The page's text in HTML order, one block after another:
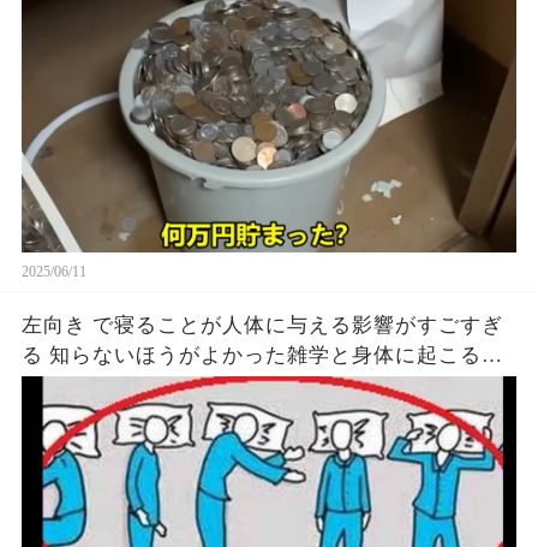
2025/06/11
左向き で寝ることが人体に与える影響がすごすぎ
る 知らないほうがよかった雑学と身体に起こる現
象がヤバい… 驚くべき 大人の 面白いけど知ると後
悔